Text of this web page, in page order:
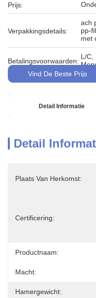
Prijs:
Verpakkingsdetails:
ach
pp-
met
Betalingsvoorwaarden:
L/C,
Vind De Beste Prijs
Detail Informatie
Detail
Plaats Van Herkomst:
Certificering:
Productnaam:
Macht:
Hamergewicht: